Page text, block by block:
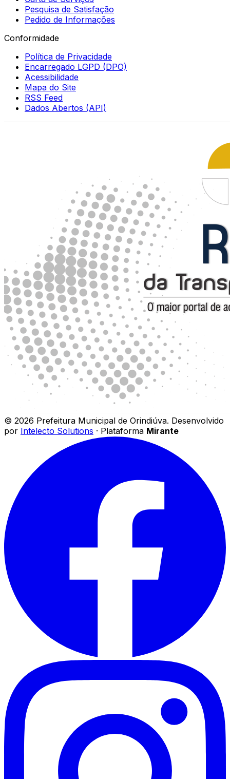
Pesquisa de Satisfação
Pedido de Informações
Conformidade
Política de Privacidade
Encarregado LGPD (DPO)
Acessibilidade
Mapa do Site
RSS Feed
Dados Abertos (API)
© 2026 Prefeitura Municipal de Orindiúva. Desenvolvido
por Intelecto Solutions · Plataforma Mirante